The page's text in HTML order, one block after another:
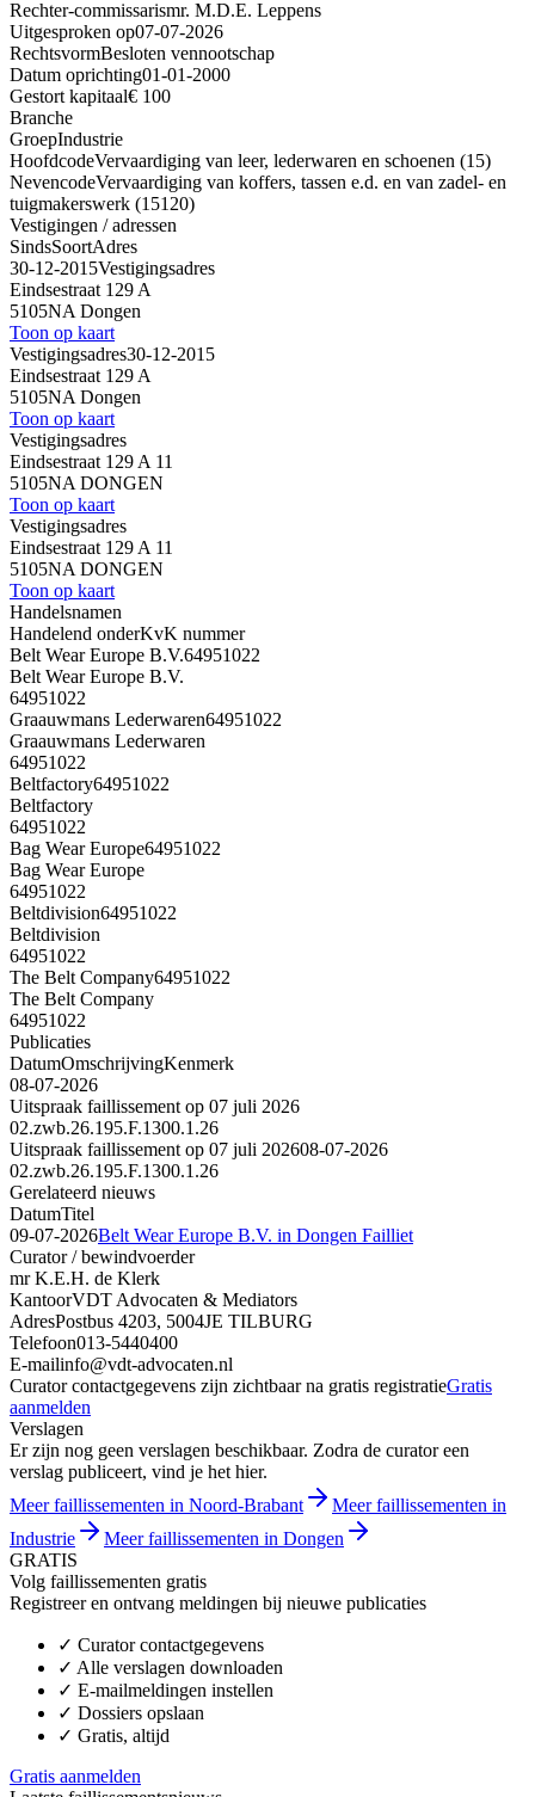
Rechter-commissarismr. M.D.E. Leppens
Uitgesproken op07-07-2026
RechtsvormBesloten vennootschap
Datum oprichting01-01-2000
Gestort kapitaal€ 100
Branche
GroepIndustrie
HoofdcodeVervaardiging van leer, lederwaren en schoenen (15)
NevencodeVervaardiging van koffers, tassen e.d. en van zadel- en
tuigmakerswerk (15120)
Vestigingen / adressen
SindsSoortAdres
30-12-2015Vestigingsadres
Eindsestraat 129 A
5105NA Dongen
Toon op kaart
Vestigingsadres30-12-2015
Eindsestraat 129 A
5105NA Dongen
Toon op kaart
Vestigingsadres
Eindsestraat 129 A 11
5105NA DONGEN
Toon op kaart
Vestigingsadres
Eindsestraat 129 A 11
5105NA DONGEN
Toon op kaart
Handelsnamen
Handelend onderKvK nummer
Belt Wear Europe B.V.64951022
Belt Wear Europe B.V.
64951022
Graauwmans Lederwaren64951022
Graauwmans Lederwaren
64951022
Beltfactory64951022
Beltfactory
64951022
Bag Wear Europe64951022
Bag Wear Europe
64951022
Beltdivision64951022
Beltdivision
64951022
The Belt Company64951022
The Belt Company
64951022
Publicaties
DatumOmschrijvingKenmerk
08-07-2026
Uitspraak faillissement op 07 juli 2026
02.zwb.26.195.F.1300.1.26
Uitspraak faillissement op 07 juli 202608-07-2026
02.zwb.26.195.F.1300.1.26
Gerelateerd nieuws
DatumTitel
09-07-2026Belt Wear Europe B.V. in Dongen Failliet
Curator / bewindvoerder
mr K.E.H. de Klerk
KantoorVDT Advocaten & Mediators
AdresPostbus 4203, 5004JE TILBURG
Telefoon013-5440400
E-mailinfo@vdt-advocaten.nl
Curator contactgegevens zijn zichtbaar na gratis registratieGratis
aanmelden
Verslagen
Er zijn nog geen verslagen beschikbaar. Zodra de curator een
verslag publiceert, vind je het hier.
Meer faillissementen in Noord-Brabant
Meer faillissementen in
Industrie
Meer faillissementen in Dongen
GRATIS
Volg faillissementen gratis
Registreer en ontvang meldingen bij nieuwe publicaties
✓ Curator contactgegevens
✓ Alle verslagen downloaden
✓ E-mailmeldingen instellen
✓ Dossiers opslaan
✓ Gratis, altijd
Gratis aanmelden